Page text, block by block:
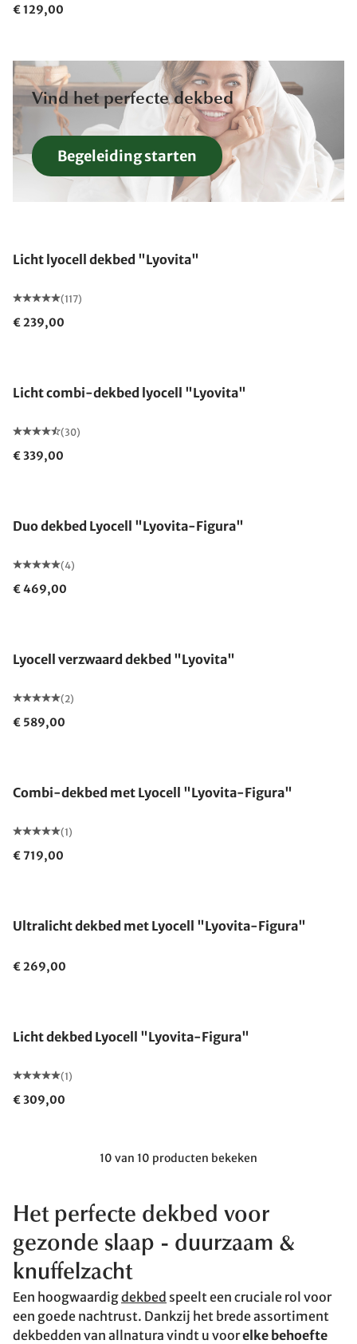
€ 129,00
Vind het perfecte dekbed
Begeleiding starten
Licht lyocell dekbed "Lyovita"
(117)
€ 239,00
Licht combi-dekbed lyocell "Lyovita"
(30)
€ 339,00
Duo dekbed Lyocell "Lyovita-Figura"
(4)
€ 469,00
Lyocell verzwaard dekbed "Lyovita"
(2)
€ 589,00
Combi-dekbed met Lyocell "Lyovita-Figura"
(1)
€ 719,00
Ultralicht dekbed met Lyocell "Lyovita-Figura"
€ 269,00
Licht dekbed Lyocell "Lyovita-Figura"
(1)
€ 309,00
10 van 10 producten bekeken
Het perfecte dekbed voor
gezonde slaap - duurzaam &
knuffelzacht
Een hoogwaardigdekbed speelt een cruciale rol voor
een goede nachtrust. Dankzij het brede assortiment
dekbedden van allnatura vindt u voorelke behoefte